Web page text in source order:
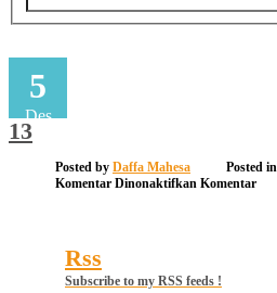
5
Des
13
Posted by Daffa Mahesa
Posted in
Komentar Dinonaktifkan pada
Komentar
Rss
Subscribe to my RSS feeds !